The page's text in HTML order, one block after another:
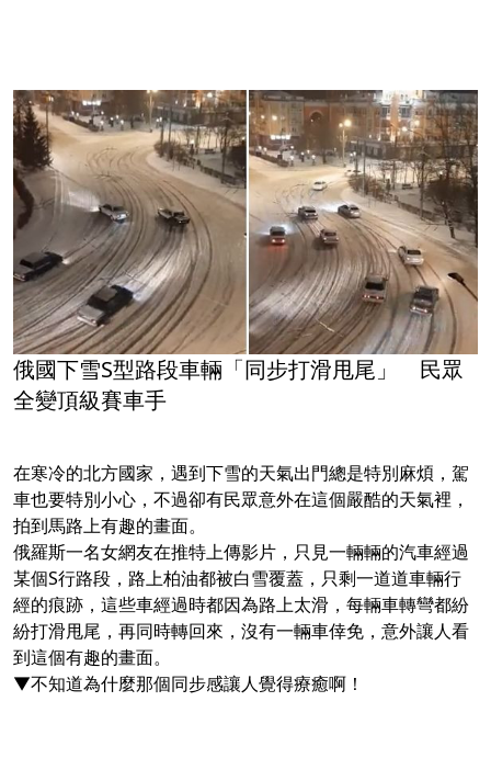
俄國下雪S型路段車輛「同步打滑甩尾」 民眾
全變頂級賽車手
在寒冷的北方國家，遇到下雪的天氣出門總是特別麻煩，駕
車也要特別小心，不過卻有民眾意外在這個嚴酷的天氣裡，
拍到馬路上有趣的畫面。
俄羅斯一名女網友在推特上傳影片，只見一輛輛的汽車經過
某個S行路段，路上柏油都被白雪覆蓋，只剩一道道車輛行
經的痕跡，這些車經過時都因為路上太滑，每輛車轉彎都紛
紛打滑甩尾，再同時轉回來，沒有一輛車倖免，意外讓人看
到這個有趣的畫面。
▼不知道為什麼那個同步感讓人覺得療癒啊！